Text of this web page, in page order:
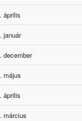
április
január
december
május
április
március